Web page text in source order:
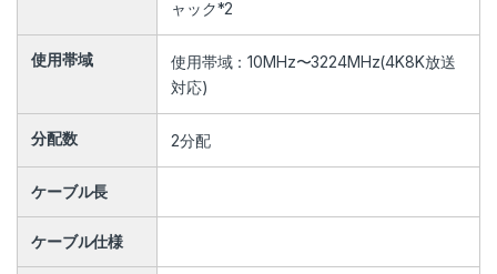
ャック*2
使用帯域
使用帯域：10MHz〜3224MHz(4K8K放送
対応)
分配数 2分配
ケーブル長
ケーブル仕様